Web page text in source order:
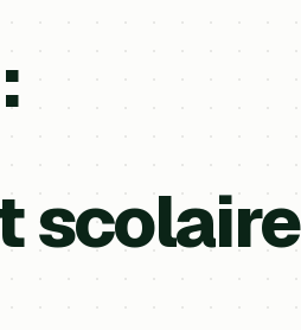
scolaire